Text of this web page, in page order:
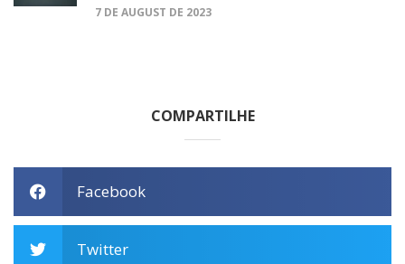
7 DE AUGUST DE 2023
COMPARTILHE
Facebook
Twitter